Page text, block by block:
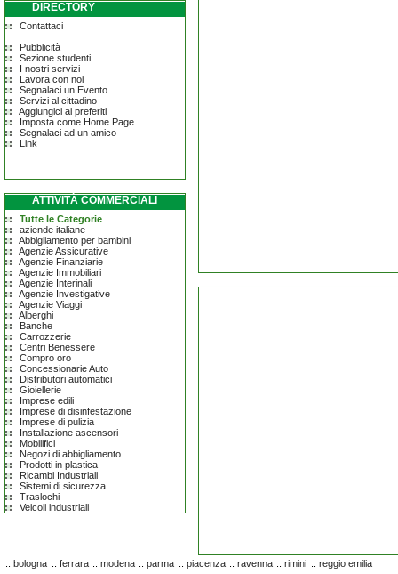
DIRECTORY
Contattaci
Pubblicità
Sezione studenti
I nostri servizi
Lavora con noi
Segnalaci un Evento
Servizi al cittadino
Aggiungici ai preferiti
Imposta come Home Page
Segnalaci ad un amico
Link
ATTIVITÀ COMMERCIALI
Tutte le Categorie
aziende italiane
Abbigliamento per bambini
Agenzie Assicurative
Agenzie Finanziarie
Agenzie Immobiliari
Agenzie Interinali
Agenzie Investigative
Agenzie Viaggi
Alberghi
Banche
Carrozzerie
Centri Benessere
Compro oro
Concessionarie Auto
Distributori automatici
Gioiellerie
Imprese edili
Imprese di disinfestazione
Imprese di pulizia
Installazione ascensori
Mobilifici
Negozi di abbigliamento
Prodotti in plastica
Ricambi Industriali
Sistemi di sicurezza
Traslochi
Veicoli industriali
:: bologna :: ferrara :: modena :: parma :: piacenza :: ravenna :: rimini :: reggio emilia